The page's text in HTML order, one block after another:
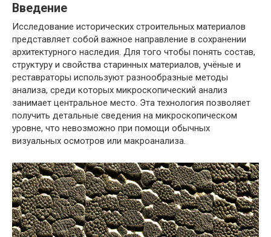
Введение
Исследование исторических строительных материалов
представляет собой важное направление в сохранении
архитектурного наследия. Для того чтобы понять состав,
структуру и свойства старинных материалов, учёные и
реставраторы используют разнообразные методы
анализа, среди которых микроскопический анализ
занимает центральное место. Эта технология позволяет
получить детальные сведения на микроскопическом
уровне, что невозможно при помощи обычных
визуальных осмотров или макроанализа.